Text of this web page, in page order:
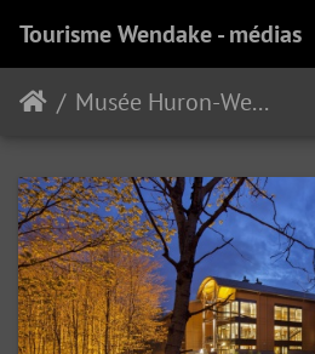
Tourisme Wendake - médias
Musée Huron-Wendat